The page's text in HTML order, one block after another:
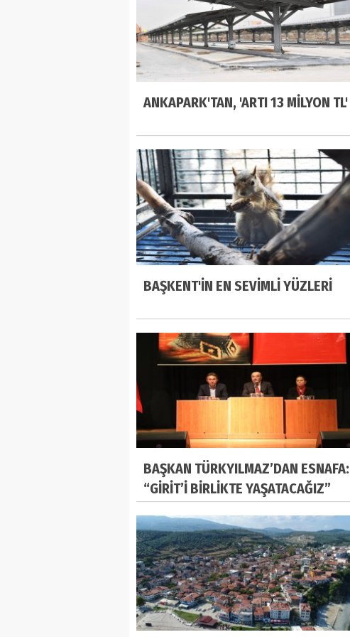
ANKAPARK'TAN, 'ARTI 13 MİLYON TL'
BAŞKENT'İN EN SEVİMLİ YÜZLERİ
BAŞKAN TÜRKYILMAZ’DAN ESNAFA:
“GİRİT’İ BİRLİKTE YAŞATACAĞIZ”